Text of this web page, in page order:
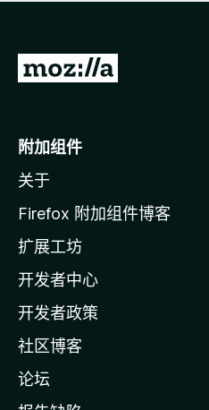
无
转
o
i
l
a
主
页
附加组件
关于
Firefox 附加组件博客
扩展工坊
开发者中心
开发者政策
社区博客
论坛